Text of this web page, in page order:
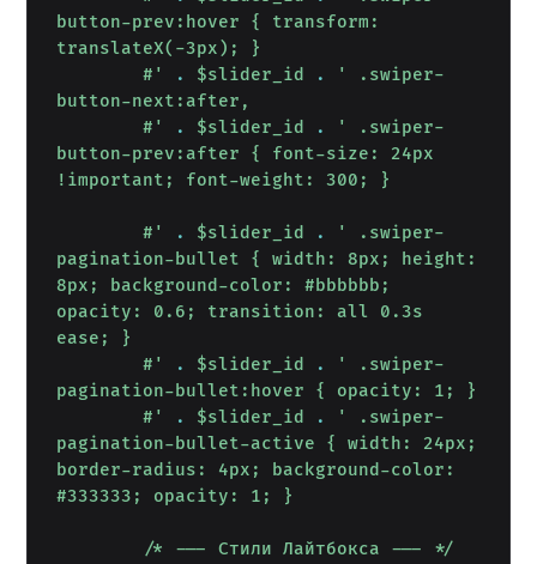
button-prev:hover { transform:
translateX(-3px); }
        #'
. $slider_id .
' .swiper-
button-next:after,
        #'
. $slider_id .
' .swiper-
button-prev:after { font-size: 24px
!important; font-weight: 300; }
        #'
. $slider_id .
' .swiper-
pagination-bullet { width: 8px; height:
8px; background-color: #bbbbbb;
opacity: 0.6; transition: all 0.3s
ease; }
        #'
. $slider_id .
' .swiper-
pagination-bullet:hover { opacity: 1; }
        #'
. $slider_id .
' .swiper-
pagination-bullet-active { width: 24px;
border-radius: 4px; background-color:
#333333; opacity: 1; }